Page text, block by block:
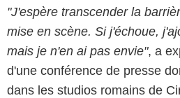
"J'espère transcender la
mise en scène. Si j'échoue,
mais je n'en ai pas envie", a
d'une conférence de presse
dans les studios romains de